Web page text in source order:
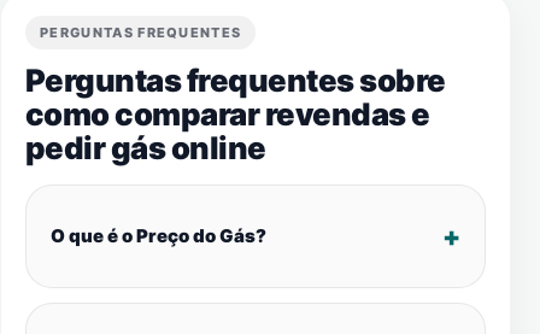
PERGUNTAS FREQUENTES
Perguntas frequentes sobre
como comparar revendas e
pedir gás online
O que é o Preço do Gás?